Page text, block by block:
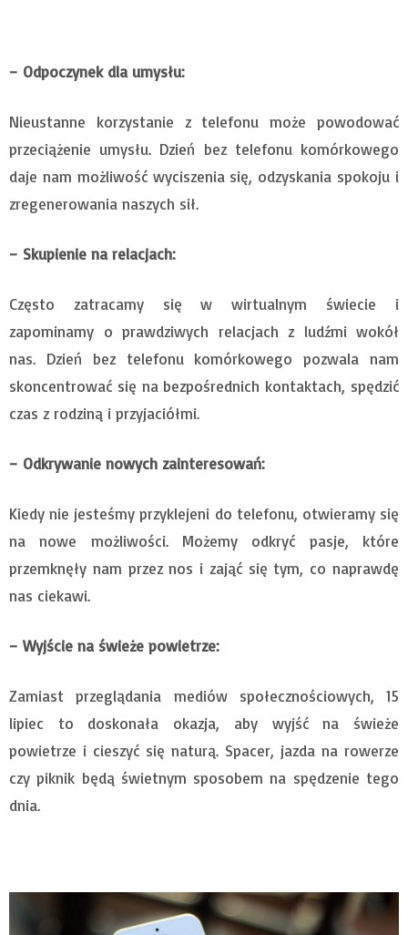
– Odpoczynek dla umysłu:
Nieustanne korzystanie z telefonu może powodować
przeciążenie umysłu. Dzień bez telefonu komórkowego
daje nam możliwość wyciszenia się, odzyskania spokoju i
zregenerowania naszych sił.
– Skupienie na relacjach:
Często zatracamy się w wirtualnym świecie i
zapominamy o prawdziwych relacjach z ludźmi wokół
nas. Dzień bez telefonu komórkowego pozwala nam
skoncentrować się na bezpośrednich kontaktach, spędzić
czas z rodziną i przyjaciółmi.
– Odkrywanie nowych zainteresowań:
Kiedy nie jesteśmy przyklejeni do telefonu, otwieramy się
na nowe możliwości. Możemy odkryć pasje, które
przemknęły nam przez nos i zająć się tym, co naprawdę
nas ciekawi.
– Wyjście na świeże powietrze:
Zamiast przeglądania mediów społecznościowych, 15
lipiec to doskonała okazja, aby wyjść na świeże
powietrze i cieszyć się naturą. Spacer, jazda na rowerze
czy piknik będą świetnym sposobem na spędzenie tego
dnia.